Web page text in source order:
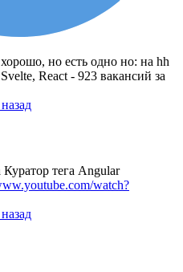
хорошо, но есть одно но: на hh
React - 923 вакансий за
Куратор тега Angular
watch?